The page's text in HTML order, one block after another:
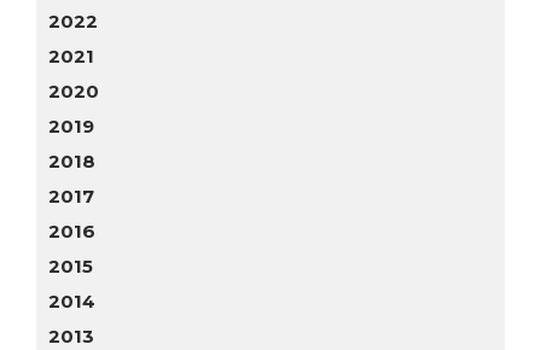
2022
2021
2020
2019
2018
2017
2016
2015
2014
2013